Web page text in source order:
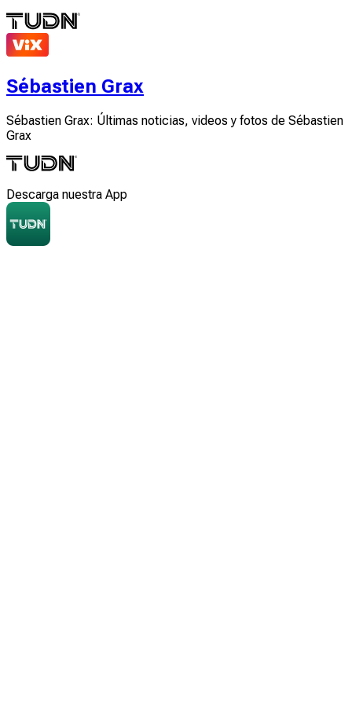
Sébastien Grax
Sébastien Grax: Últimas noticias, videos y fotos de Sébastien
Grax
Descarga nuestra App